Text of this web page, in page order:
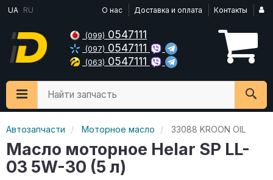
UA RU О нас Доставка и оплата Контакты
(099) 0547111
(097) 0547111
(063) 0547111
Найти запчасть
Автозапчасти Моторное масло 33088 KROON OIL
Масло моторное Helar SP LL-
03 5W-30 (5 л)